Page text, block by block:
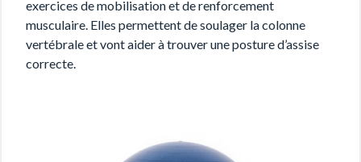
exercices de mobilisation et de renforcement
musculaire. Elles permettent de soulager la colonne
vertébrale et vont aider à trouver une posture d’assise
correcte.